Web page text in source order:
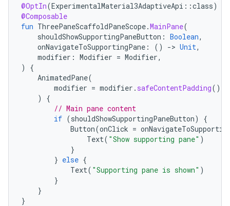
@OptIn(ExperimentalMaterial3AdaptiveApi ::class)
@Composable
fun ThreePaneScaffoldPaneScope.MainPane(
shouldShowSupportingPaneButton : Boolean,
onNavigateToSupportingPane : () -> Unit,
modifier : Modifier = Modifier,
)
{
AnimatedPane(
modifier = modifier . safeContentPadding()
)
{
// Main pane content
if (shouldShowSupportingPaneButton)
{
Button(onClick =
Text( "Show supporting pane" )
}
} else {
Text( "Supporting pane is shown" )
}
}
}